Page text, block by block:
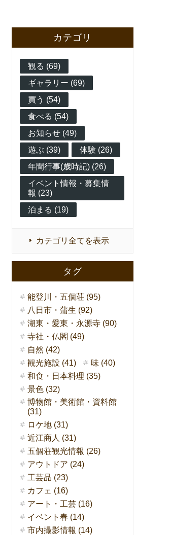
カテゴリ
観る (69)
ギャラリー (69)
買う (54)
食べる (54)
お知らせ (49)
遊ぶ (39)
体験 (26)
年間行事(歳時記) (26)
イベント情報・募集情
報 (23)
泊まる (19)
カテゴリ全てを表示
タグ
能登川・五個荘 (95)
八日市・蒲生 (92)
湖東・愛東・永源寺 (90)
寺社・仏閣 (49)
自然 (42)
観光施設 (41)
味 (40)
和食・日本料理 (35)
景色 (32)
博物館・美術館・資料館
(31)
ロケ地 (31)
近江商人 (31)
五個荘観光情報 (26)
アウトドア (24)
工芸品 (23)
カフェ (16)
アート・工芸 (16)
イベント春 (14)
市内撮影情報 (14)